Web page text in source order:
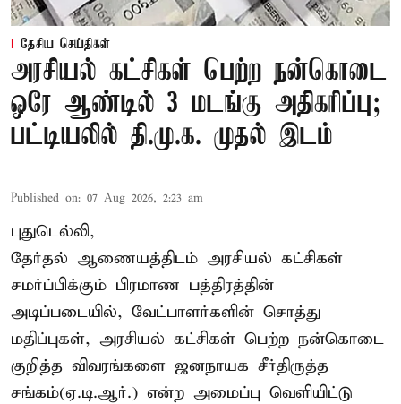
தேசிய செய்திகள்
அரசியல் கட்சிகள் பெற்ற நன்கொடை
ஒரே ஆண்டில் 3 மடங்கு அதிகரிப்பு;
பட்டியலில் தி.மு.க. முதல் இடம்
Published on: 07 Aug 2026, 2:23 am
புதுடெல்லி,
தேர்தல் ஆணையத்திடம் அரசியல் கட்சிகள்
சமர்ப்பிக்கும் பிரமாண பத்திரத்தின்
அடிப்படையில், வேட்பாளர்களின் சொத்து
மதிப்புகள், அரசியல் கட்சிகள் பெற்ற நன்கொடை
குறித்த விவரங்களை ஜனநாயக சீர்திருத்த
சங்கம்(ஏ.டி.ஆர்.) என்ற அமைப்பு வெளியிட்டு